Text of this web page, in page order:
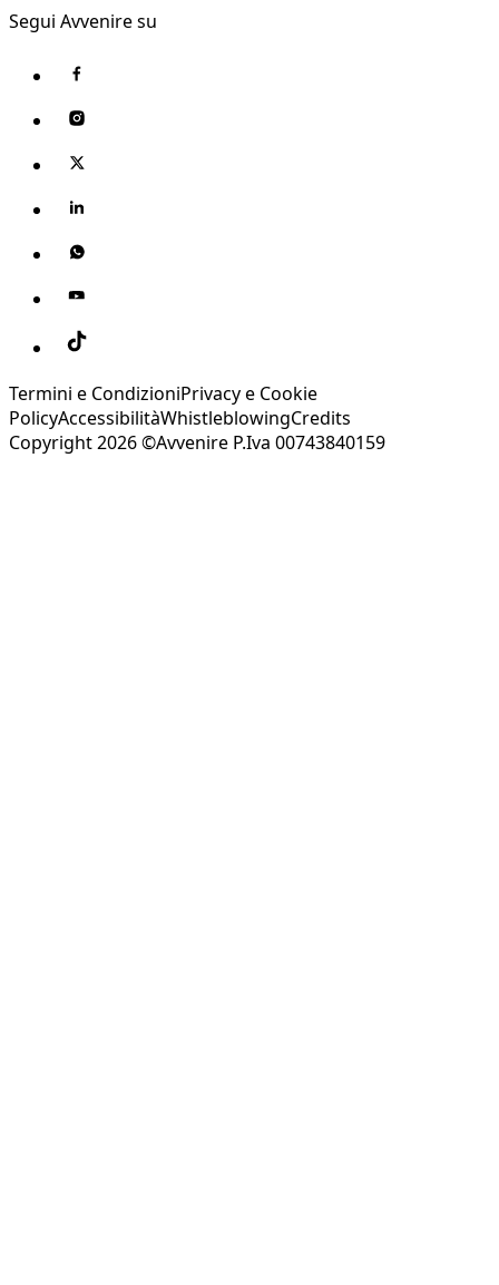
Segui Avvenire su
Termini e CondizioniPrivacy e Cookie
PolicyAccessibilitàWhistleblowingCredits
Copyright 2026 ©Avvenire P.Iva 00743840159